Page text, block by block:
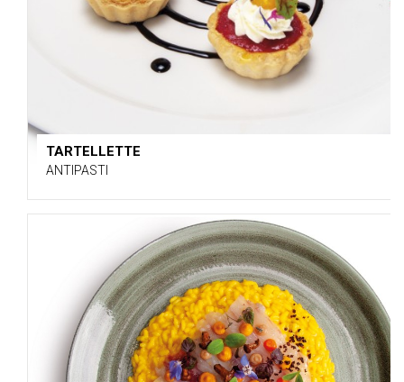
TARTELLETTE
ANTIPASTI